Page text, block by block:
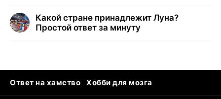
Какой стране принадлежит Луна?
Простой ответ за минуту
Ответ на хамство
Хобби для мозга
Бензин 100 vs 95
Тунцы в океанариуме